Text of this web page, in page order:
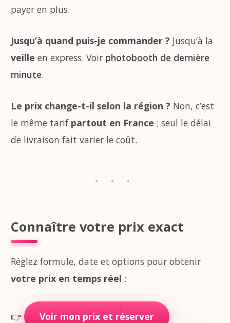
payer en plus.
Jusqu’à quand puis-je commander ? Jusqu’à la
veille en express. Voir photobooth de dernière
minute.
Le prix change-t-il selon la région ? Non, c’est
le même tarif partout en France ; seul le délai
de livraison fait varier le coût.
Connaître votre prix exact
Réglez formule, date et options pour obtenir
votre prix en temps réel :
👉 Voir mon prix et réserver